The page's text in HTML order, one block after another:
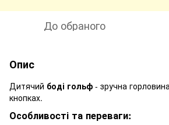
До обраного
Опис
Дитячий боді гольф - зручна
кнопках.
Особливоcті та переваги: